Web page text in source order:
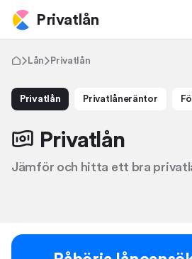
Privatlån
Lån Privatlån
Privatlån Privatlåneräntor
Privatlån
Jämför och hitta ett bra